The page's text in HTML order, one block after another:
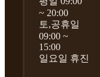
~ 20:00
토,공휴일
09:00 ~
15:00
일요일 휴진